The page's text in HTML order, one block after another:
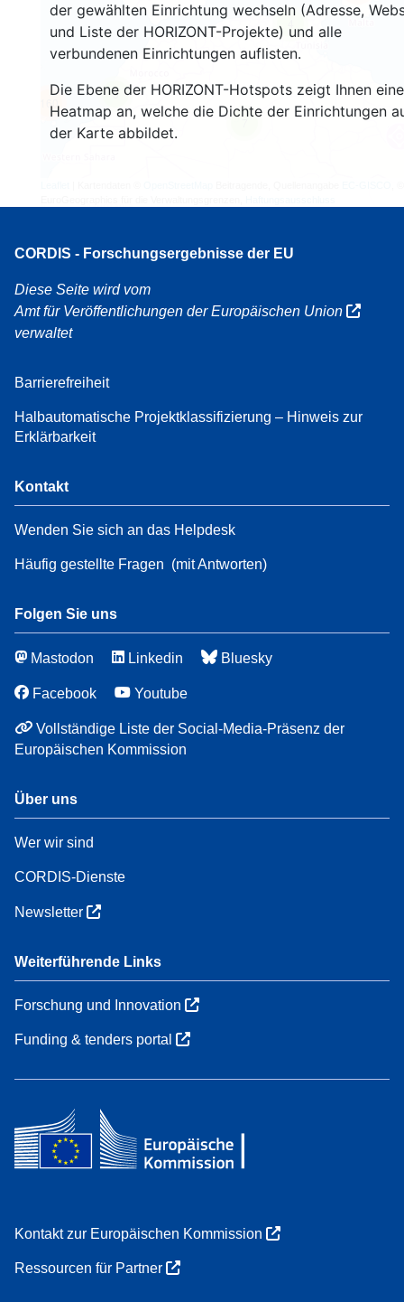
der gewählten Einrichtung wechseln (Adresse,
und Liste der HORIZONT-Projekte) und alle
verbundenen Einrichtungen auflisten.
Die Ebene der HORIZONT-Hotspots zeigt Ihnen eine
Heatmap an, welche die Dichte der Einrichtungen
der Karte abbildet.
3
160
CORDIS - Forschungsergebnisse der EU
Diese Seite wird vom
Amt für Veröffentlichungen der Europäischen Union
verwaltet
Barrierefreiheit
Halbautomatische Projektklassifizierung – Hinweis zur
Erklärbarkeit
Kontakt
Wenden Sie sich an das Helpdesk
Häufig gestellte Fragen (mit Antworten)
Folgen Sie uns
Mastodon Linkedin Bluesky
Facebook Youtube
Vollständige Liste der Social-Media-Präsenz der
Europäischen Kommission
Über uns
Wer wir sind
CORDIS-Dienste
Newsletter
Weiterführende Links
Forschung und Innovation
Funding & tenders portal
Kontakt zur Europäischen Kommission
Ressourcen für Partner